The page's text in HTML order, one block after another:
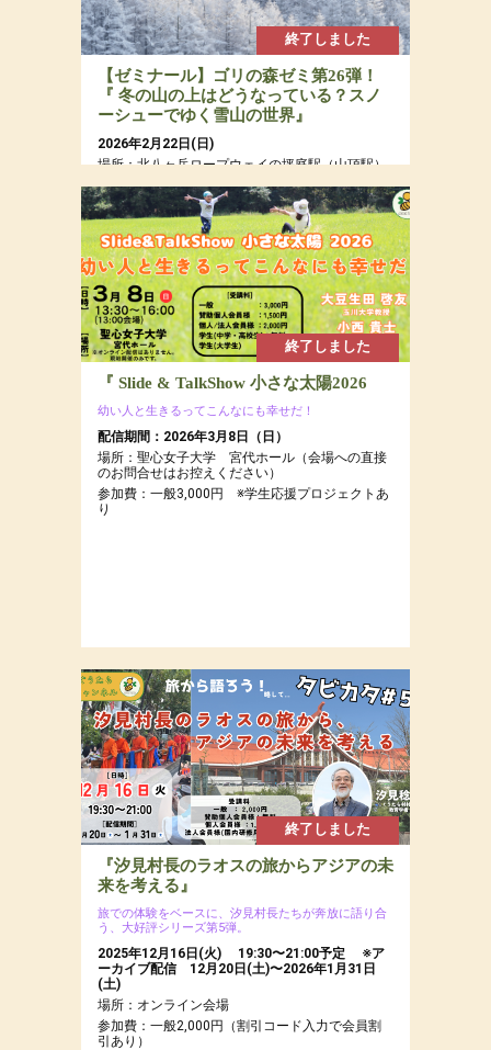
終了しました
【ゼミナール】ゴリの森ゼミ第26弾！
『 冬の山の上はどうなっている？スノ
ーシューでゆく雪山の世界』
2026年2月22日(日)
場所：北八ヶ岳ロープウェイの坪庭駅（山頂駅）
参加費：参加費：年会員15,000円（若者応援プロ
ジェクトにつき20代割引あるよ）・定員７名
終了しました
『 Slide & TalkShow 小さな太陽2026
幼い人と生きるってこんなにも幸せだ！
配信期間：2026年3月8日（日）
場所：聖心女子大学 宮代ホール（会場への直接
のお問合せはお控えください）
参加費：一般3,000円 ※学生応援プロジェクトあ
り
終了しました
『汐見村長のラオスの旅からアジアの未
来を考える』
旅での体験をベースに、汐見村長たちが奔放に語り合
う、大好評シリーズ第5弾。
2025年12月16日(火) 19:30〜21:00予定 ※ア
ーカイブ配信 12月20日(土)〜2026年1月31日
(土)
場所：オンライン会場
参加費：一般2,000円（割引コード入力で会員割
引あり）